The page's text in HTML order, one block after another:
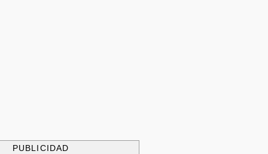
PUBLICIDAD